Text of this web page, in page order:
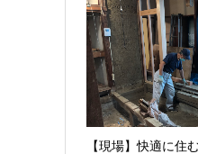
【現場】快適に住